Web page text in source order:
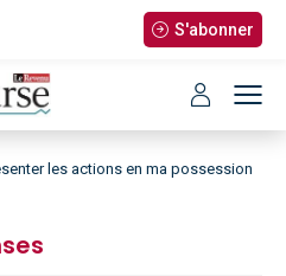
S'abonner
les actions en ma possession